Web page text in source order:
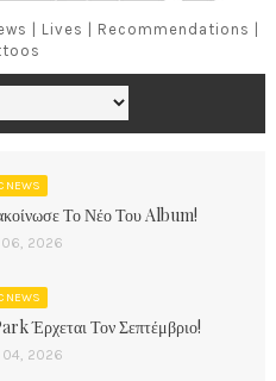
| Lives | Recommendations |
NEWS
Το Νέο Του Album!
06, 2026
NEWS
Έρχεται Τον Σεπτέμβριο!
04, 2026